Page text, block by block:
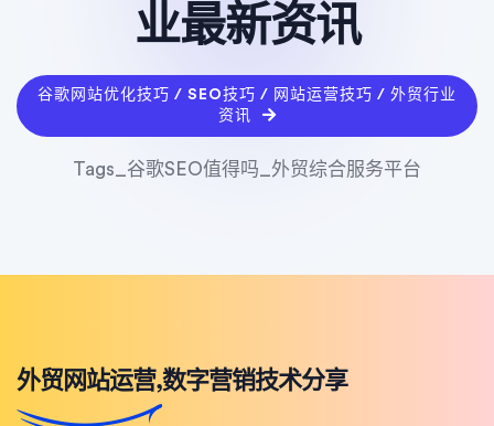
业最新资讯
谷歌网站优化技巧 / SEO技巧 / 网站运营技巧 / 外贸行业
资讯
Tags_谷歌SEO值得吗_外贸综合服务平台
外贸网站运营,数字营销技术分享